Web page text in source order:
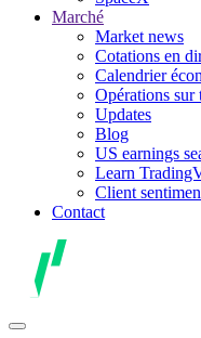
Marché
Market news
Cotations en
Calendrier
Opérations sur
Updates
Blog
US earnings
Learn
Client
Contact